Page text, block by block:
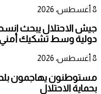
8 أغسطس، 2026
جيش الاحتلال يبحث
دولية وسط تشكيك أمني
8 أغسطس، 2026
مستوطنون يهاجمون
بحماية الاحتلال